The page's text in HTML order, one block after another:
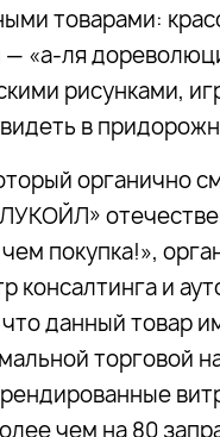
товарами:
«а-ля
рисунками,
в
органично
покупка!»,
и
данный товар
торговой
чем на 80